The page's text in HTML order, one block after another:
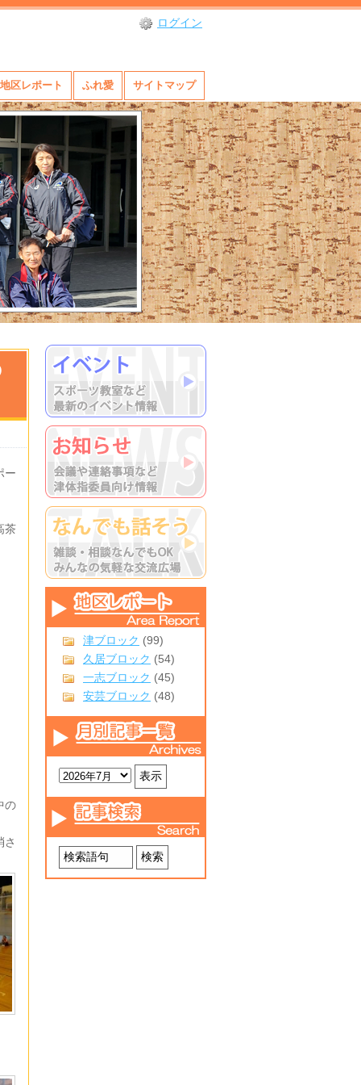
ログイン
地区レポート ふれ愛 サイトマップ
津ブロック (99)
久居ブロック (54)
一志ブロック (45)
安芸ブロック (48)
ー
茶
の
さ